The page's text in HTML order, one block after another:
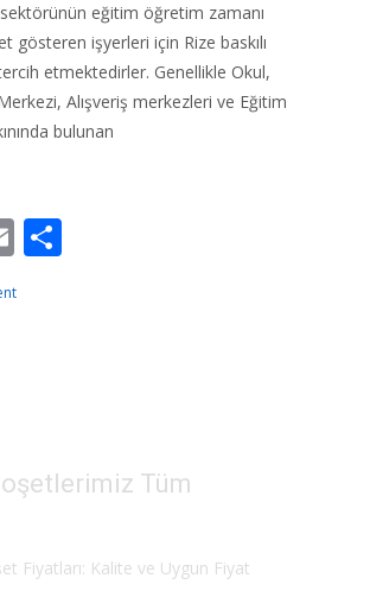
eğitim öğretim zamanı
gösteren işyerleri için Rize baskılı
etmektedirler. Genellikle Okul,
Alışveriş merkezleri ve Eğitim
bulunan
E
ai
Tüm
Fiyatları: Kalite ve Uygun Fiyat